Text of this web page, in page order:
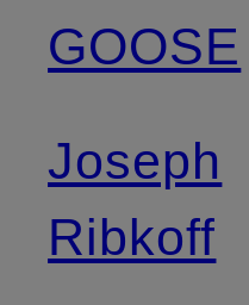
GOOSE
Joseph
Ribkoff